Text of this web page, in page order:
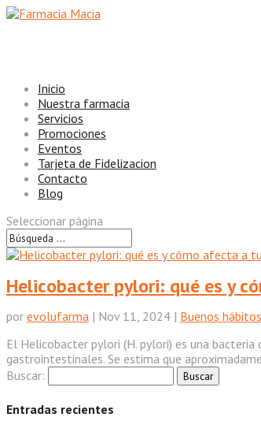
Inicio
Nuestra farmacia
Servicios
Promociones
Eventos
Tarjeta de Fidelizacion
Contacto
Blog
Seleccionar página
Helicobacter pylori: qué es y
por evolufarma | Nov 11, 2024 | Buenos hábitos
El Helicobacter pylori (H. pylori) es una
gastrointestinales. Se estima que
Buscar:
Entradas recientes